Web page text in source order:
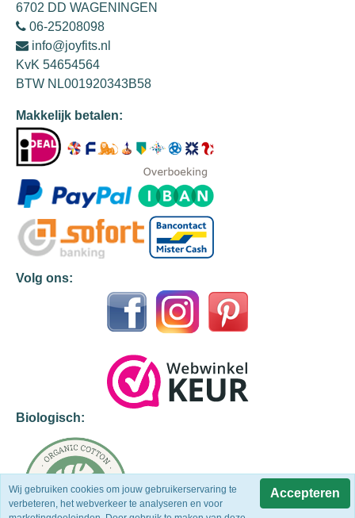
6702 DD WAGENINGEN
06-25208098
info@joyfits.nl
KvK 54654564
BTW NL001920343B58
Makkelijk betalen:
Volg ons:
Biologisch:
Wij gebruiken cookies om jouw gebruikerservaring te
verbeteren, het webverkeer te analyseren en voor
Accepteren